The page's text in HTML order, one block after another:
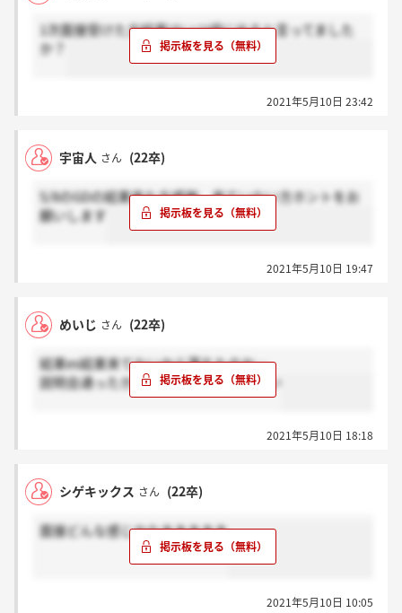
1次面接受けた方結果はいつ頃に出ると言ってました
か？
2021年5月10日 23:42
宇宙人 さん (22卒)
5/8のGDの結果来た方感謝、来ていない方ホントをお
願いします
2021年5月10日 19:47
めいじ さん (22卒)
結果es結果来てないから落ちたのか…
説明会通ったから舐めてたかもしれない
2021年5月10日 18:18
シゲキックス さん (22卒)
面接どんな感じかなあああああ
2021年5月10日 10:05